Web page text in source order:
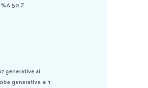
50 Z
generative ai
generative ai 1